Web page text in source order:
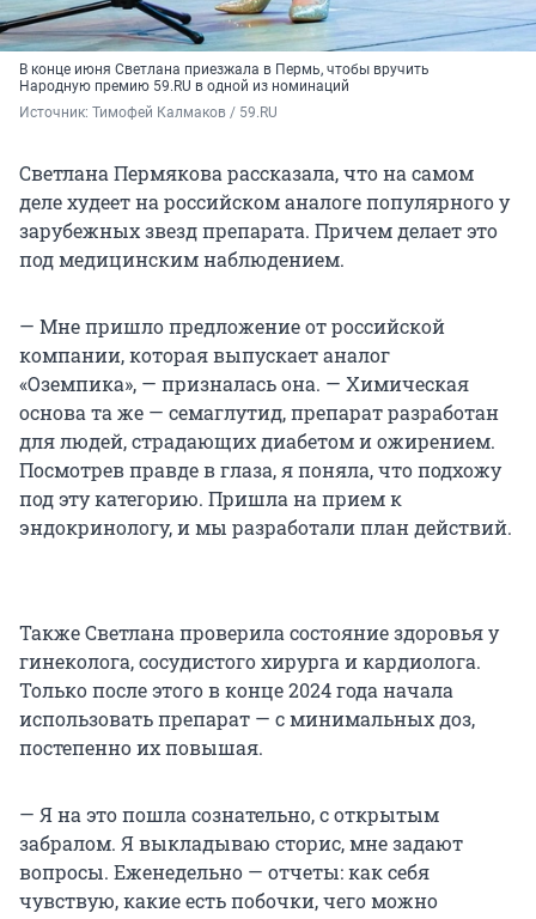
В конце июня Светлана приезжала в Пермь, чтобы вручить
Народную премию 59.RU в одной из номинаций
Источник: Тимофей Калмаков / 59.RU
Светлана Пермякова рассказала, что на самом
деле худеет на российском аналоге популярного у
зарубежных звезд препарата. Причем делает это
под медицинским наблюдением.
— Мне пришло предложение от российской
компании, которая выпускает аналог
«Оземпика», — призналась она. — Химическая
основа та же — семаглутид, препарат разработан
для людей, страдающих диабетом и ожирением.
Посмотрев правде в глаза, я поняла, что подхожу
под эту категорию. Пришла на прием к
эндокринологу, и мы разработали план действий.
Также Светлана проверила состояние здоровья у
гинеколога, сосудистого хирурга и кардиолога.
Только после этого в конце 2024 года начала
использовать препарат — с минимальных доз,
постепенно их повышая.
— Я на это пошла сознательно, с открытым
забралом. Я выкладываю сторис, мне задают
вопросы. Еженедельно — отчеты: как себя
чувствую, какие есть побочки, чего можно